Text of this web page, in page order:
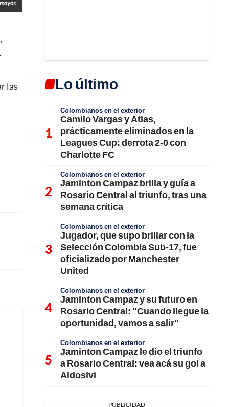
las Lo último
Colombianos en el exterior
Camilo Vargas y Atlas,
prácticamente eliminados en la
Leagues Cup: derrota 2-0 con
Charlotte FC
Colombianos en el exterior
Jaminton Campaz brilla y guía a
Rosario Central al triunfo, tras una
semana crítica
Colombianos en el exterior
Jugador, que supo brillar con la
Selección Colombia Sub-17, fue
oficializado por Manchester
United
Colombianos en el exterior
Jaminton Campaz y su futuro en
Rosario Central: "Cuando llegue la
oportunidad, vamos a salir"
Colombianos en el exterior
Jaminton Campaz le dio el triunfo
a Rosario Central: vea acá su gol a
Aldosivi
PUBLICIDAD